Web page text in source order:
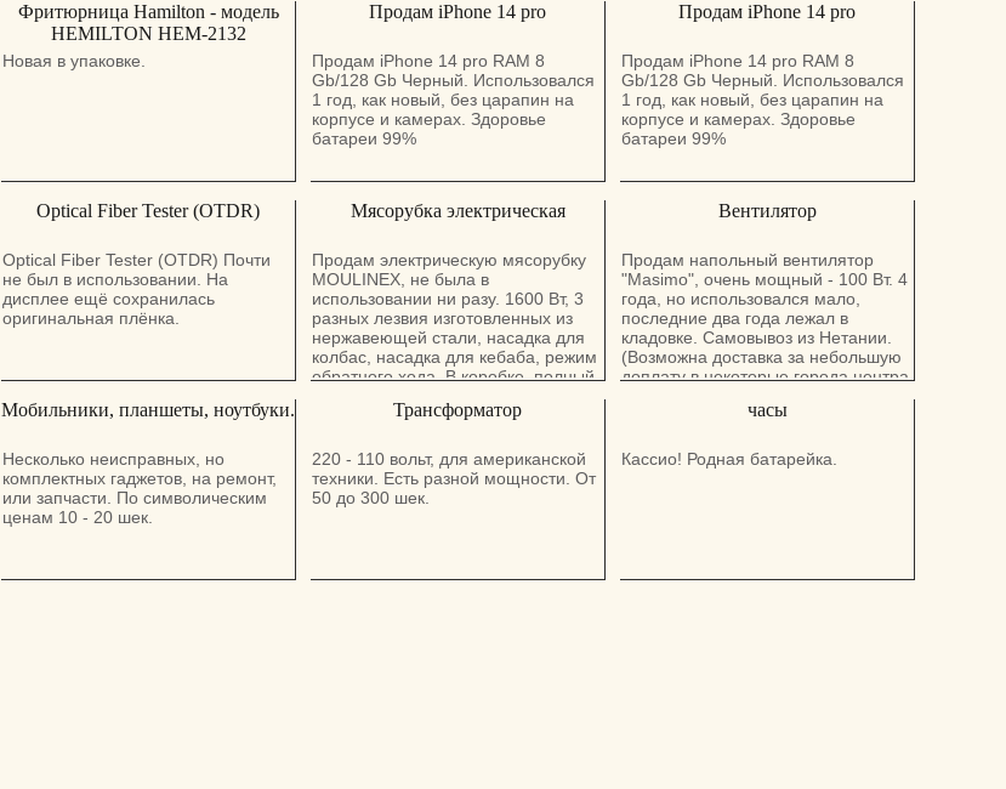
Фритюрница Hamilton - модель
HEMILTON HEM-2132
Новая в упаковке.
Продам iPhone 14 pro
Продам iPhone 14 pro RAM 8
Gb/128 Gb Черный. Использовался
1 год, как новый, без царапин на
корпусе и камерах. Здоровье
батареи 99%
Продам iPhone 14 pro
Продам iPhone 14 pro RAM 8
Gb/128 Gb Черный. Использовался
1 год, как новый, без царапин на
корпусе и камерах. Здоровье
батареи 99%
Optical Fiber Tester (OTDR)
Optical Fiber Tester (OTDR) Почти
не был в использовании. На
дисплее ещё сохранилась
оригинальная плёнка.
Мясорубка электрическая
Продам электрическую мясорубку
MOULINEX, не была в
использовании ни разу. 1600 Вт, 3
разных лезвия изготовленных из
нержавеющей стали, насадка для
колбас, насадка для кебаба, режим
обратного хода. В коробке, полный
(Возможна доставка за небольшую
и севера).
Вентилятор
Продам напольный вентилятор
"Masimo", очень мощный - 100 Вт. 4
года, но использовался мало,
последние два года лежал в
кладовке. Самовывоз из Нетании.
(Возможна доставка за небольшую
доплату в некоторые города центра
Мобильники, планшеты, ноутбуки.
Несколько неисправных, но
комплектных гаджетов, на ремонт,
или запчасти. По символическим
ценам 10 - 20 шек.
Трансформатор
220 - 110 вольт, для американской
техники. Есть разной мощности. От
50 до 300 шек.
часы
Кассио! Родная батарейка.